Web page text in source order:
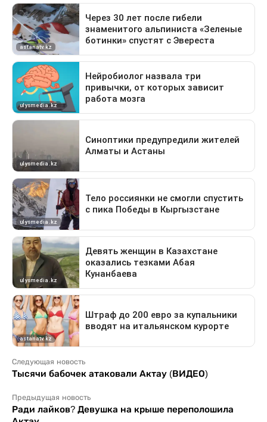
Следующая новость
Тысячи бабочек атаковали Актау (ВИДЕО)
Предыдущая новость
Ради лайков? Девушка на крыше переполошила